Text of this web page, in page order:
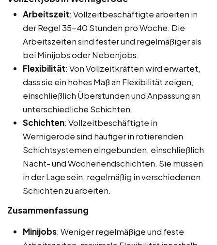
Arbeitszeit: Vollzeitbeschäftigte arbeiten in
der Regel 35-40 Stunden pro Woche. Die
Arbeitszeiten sind fester und regelmäßiger als
bei Minijobs oder Nebenjobs.
Flexibilität: Von Vollzeitkräften wird erwartet,
dass sie ein hohes Maß an Flexibilität zeigen,
einschließlich Überstunden und Anpassung an
unterschiedliche Schichten.
Schichten: Vollzeitbeschäftigte in
Wernigerode sind häufiger in rotierenden
Schichtsystemen eingebunden, einschließlich
Nacht- und Wochenendschichten. Sie müssen
in der Lage sein, regelmäßig in verschiedenen
Schichten zu arbeiten.
Zusammenfassung
Minijobs: Weniger regelmäßige und feste